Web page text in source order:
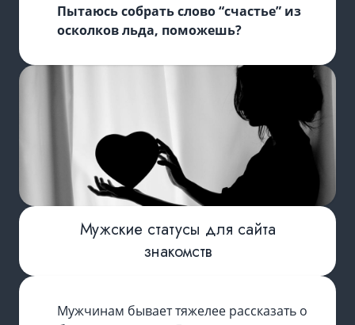
Пытаюсь собрать слово “счастье” из
осколков льда, поможешь?
Мужские статусы для сайта
знакомств
Мужчинам бывает тяжелее рассказать о